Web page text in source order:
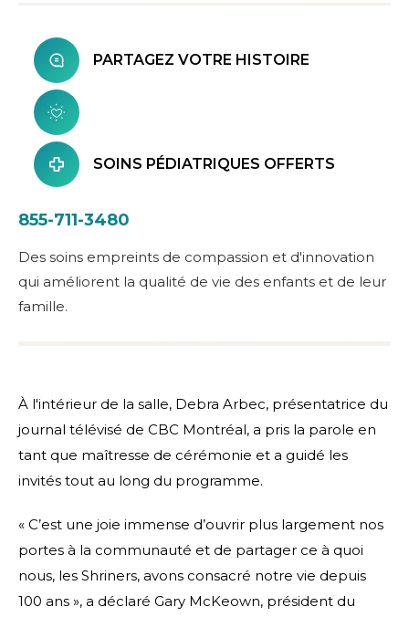
PARTAGEZ VOTRE HISTOIRE
SOINS PÉDIATRIQUES OFFERTS
855-711-3480
Des soins empreints de compassion et d'innovation
qui améliorent la qualité de vie des enfants et de leur
famille.
À l'intérieur de la salle, Debra Arbec, présentatrice du
journal télévisé de CBC Montréal, a pris la parole en
tant que maîtresse de cérémonie et a guidé les
invités tout au long du programme.
« C’est une joie immense d’ouvrir plus largement nos
portes à la communauté et de partager ce à quoi
nous, les Shriners, avons consacré notre vie depuis
100 ans », a déclaré Gary McKeown, président du